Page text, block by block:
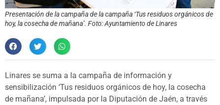
Presentación de la campaña de la campaña ‘Tus residuos orgánicos de
hoy, la cosecha de mañana’. Foto: Ayuntamiento de Linares
Linares se suma a la campaña de información y
sensibilización ‘Tus residuos orgánicos de hoy, la cosecha
de mañana’, impulsada por la Diputación de Jaén, a través